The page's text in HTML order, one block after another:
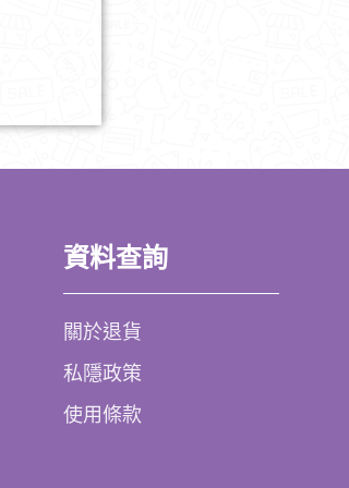
資料查詢
關於退貨
私隱政策
使用條款